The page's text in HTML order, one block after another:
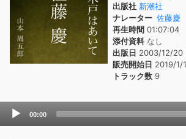
出版社 新潮社
ナレーター 佐藤慶
再生時間 01:07:04
添付資料なし
出版日 2003/12/20
販売開始日 2019/1/
トラック数 9
Audio
00:00